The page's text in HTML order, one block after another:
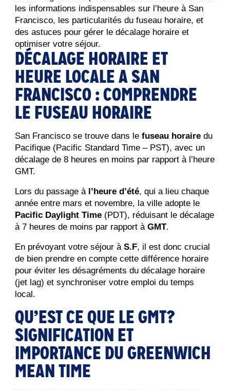
les informations indispensables sur l’heure à San
Francisco, les particularités du fuseau horaire, et
des astuces pour gérer le décalage horaire et
optimiser votre séjour.
DÉCALAGE HORAIRE ET
HEURE LOCALE A SAN
FRANCISCO : COMPRENDRE
LE FUSEAU HORAIRE
San Francisco se trouve dans le fuseau horaire du
Pacifique (Pacific Standard Time – PST), avec un
décalage de 8 heures en moins par rapport à l’heure
GMT.
Lors du passage à l’heure d’été, qui a lieu chaque
année entre mars et novembre, la ville adopte le
Pacific Daylight Time (PDT), réduisant le décalage
à 7 heures de moins par rapport à GMT.
En prévoyant votre séjour à S.F, il est donc crucial
de bien prendre en compte cette différence horaire
pour éviter les désagréments du décalage horaire
(jet lag) et synchroniser votre emploi du temps
local.
QU’EST CE QUE LE GMT?
SIGNIFICATION ET
IMPORTANCE DU GREENWICH
MEAN TIME